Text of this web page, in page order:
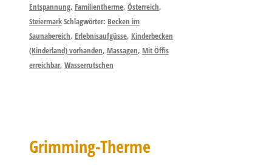
Entspannung, Familientherme, Österreich,
SteiermarkSchlagwörter: Becken im
Saunabereich, Erlebnisaufgüsse, Kinderbecken
(Kinderland) vorhanden, Massagen, Mit Öffis
erreichbar, Wasserrutschen
Grimming-Therme